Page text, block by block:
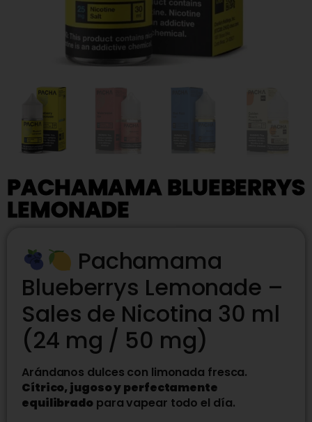
PACHAMAMA BLUEBERRYS
LEMONADE
Pachamama
Blueberrys Lemonade –
Sales de Nicotina 30 ml
(24 mg / 50 mg)
Arándanos dulces con limonada fresca.
Cítrico, jugoso y perfectamente
equilibradopara vapear todo el día.